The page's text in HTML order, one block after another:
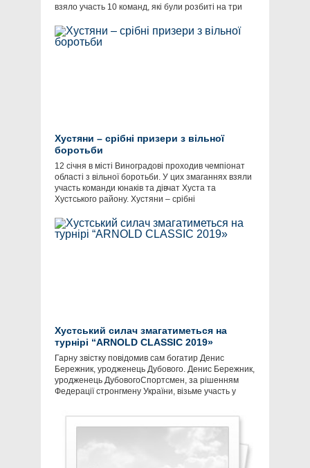
взяло участь 10 команд, які були розбиті на три
Хустяни – срібні призери з вільної
боротьби
12 січня в місті Виноградові проходив чемпіонат
області з вільної боротьби. У цих змаганнях взяли
участь команди юнаків та дівчат Хуста та
Хустського району. Хустяни – срібні
Хустський силач змагатиметься на
турнірі “ARNOLD CLASSIC 2019»
Гарну звістку повідомив сам богатир Денис
Бережник, уродженець Дубового. Денис Бережник,
уродженець ДубовогоСпортсмен, за рішенням
Федерації стронгмену України, візьме участь у